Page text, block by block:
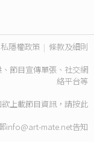
私隱權政策 | 條款及細則
節目宣傳單張、社交網
絡平台等
上載節目資訊，請按此
info@art-mate.net告知